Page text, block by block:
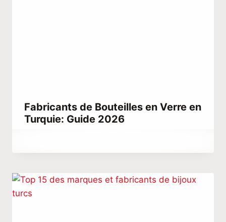
Fabricants de Bouteilles en Verre en
Turquie: Guide 2026